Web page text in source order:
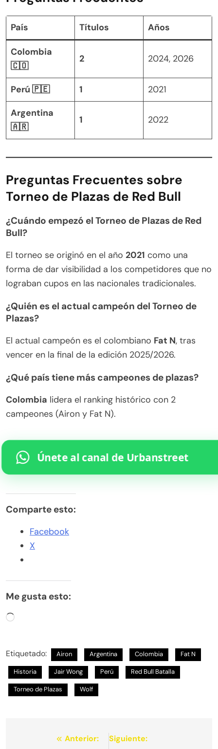
País Títulos Años
Colombia
🇨🇴
2 2024, 2026
Perú 🇵🇪 1
2021
Argentina
🇦🇷
1 2022
Preguntas Frecuentes sobre
Torneo de Plazas de Red Bull
¿Cuándo empezó el Torneo de Plazas de Red
Bull?
El torneo se originó en el año 2021 como una
forma de dar visibilidad a los competidores que no
lograban cupos en las nacionales tradicionales.
¿Quién es el actual campeón del Torneo de
Plazas?
El actual campeón es el colombiano Fat N, tras
vencer en la final de la edición 2025/2026.
¿Qué país tiene más campeones de plazas?
Colombia lidera el ranking histórico con 2
campeones (Airon y Fat N).
Únete al canal de Urbanstreet
Comparte esto:
Facebook
X
Me gusta esto:
Cargando...
Etiquetado: Airon Argentina Colombia Fat N
Historia Jair Wong Perú Red Bull Batalla
Torneo de Plazas Wolf
NavegaciónAnterior:
Siguiente: